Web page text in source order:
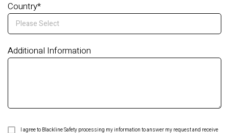
Country*
Additional Information
I agree to Blackline Safety processing my information to answer my request and receive